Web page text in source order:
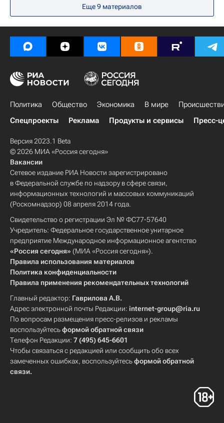
Россия
Еще 9 материалов
Политика Общество Экономика В мире
Спецпроекты
Реклама Продукты и сервисы Пресс-
Версия 2023.1 Beta
© 2026 МИА «Россия сегодня»
Вакансии
Сетевое издание РИА Новости зарегистрировано
в Федеральной службе по надзору в сфере связи,
информационных технологий и массовых коммуникаций
(Роскомнадзор) 08 апреля 2014 года.
Свидетельство о регистрации Эл № ФС77-57640
Учредитель: Федеральное государственное унитарное
предприятие Международное информационное агентство
«Россия сегодня» (МИА «Россия сегодня»).
Правила использования материалов
Политика конфиденциальности
Правила применения рекомендательных технологий
Главный редактор: Гаврилова А.В.
Адрес электронной почты Редакции: internet-group@ria.ru
По вопросам размещения пресс-релизов и рекламы
воспользуйтесьформой обратной связи
Телефон Редакции: 7 (495) 645-6601
Чтобы связаться с редакцией или сообщить обо всех
замеченных ошибках, воспользуйтесьформой обратной
связи.